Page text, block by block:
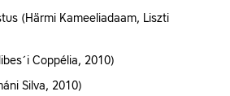
(Härmi Kameeliadaam, Liszti
Coppélia, 2010)
Silva, 2010)